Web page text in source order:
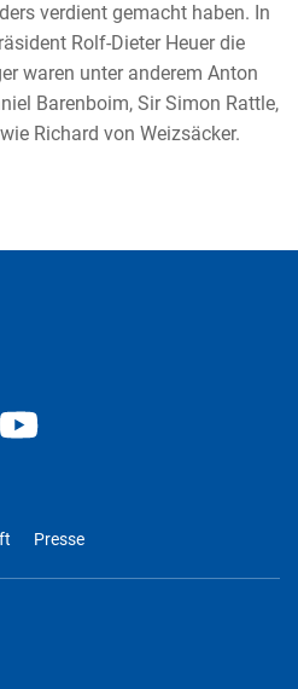
verdient gemacht haben. In
Rolf-Dieter Heuer die
waren unter anderem Anton
Barenboim, Sir Simon Rattle,
Richard von Weizsäcker.
Presse